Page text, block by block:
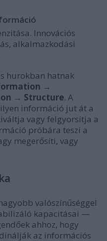
Innovációs
alkalmazkodási
hurokban hatnak
→
→ Structure. A
információ jut át a
vagy felgyorsítja a
próbára teszi a
megerősíti, vagy
valószínűséggel
kapacitásai —
ahhoz, hogy
az információs